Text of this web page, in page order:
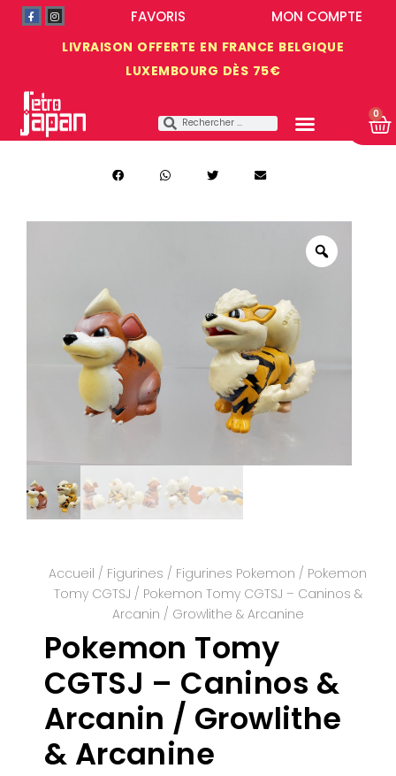
LIVRAISON OFFERTE EN FRANCE BELGIQUE
LUXEMBOURG DÈS 75€
MON COMPTE
FAVORIS
0
Accueil / Figurines / Figurines Pokemon / Pokemon
Tomy CGTSJ / Pokemon Tomy CGTSJ – Caninos &
Arcanin / Growlithe & Arcanine
Pokemon Tomy
CGTSJ – Caninos &
Arcanin / Growlithe
& Arcanine